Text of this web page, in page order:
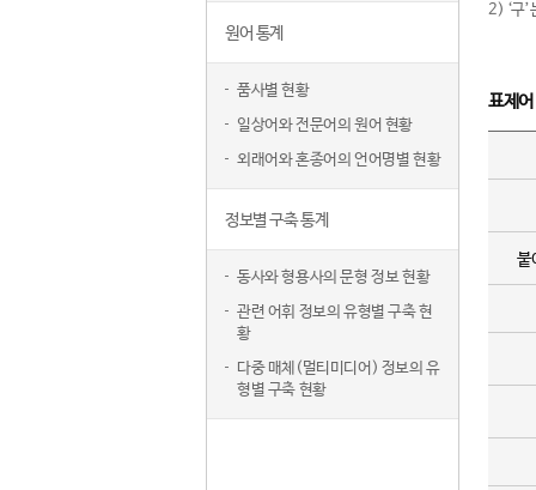
원어 통계
품사별 현황
일상어와 전문어의 원어 현황
외래어와 혼종어의 언어명별 현황
정보별 구축 통계
동사와 형용사의 문형 정보 현황
관련 어휘 정보의 유형별 구축 현
황
다중 매체(멀티미디어) 정보의 유
형별 구축 현황
2) ‘구
표제
붙